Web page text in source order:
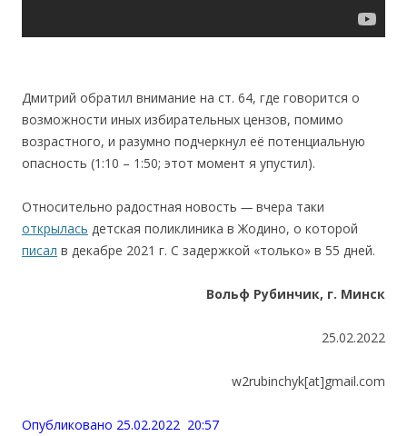
Дмитрий обратил внимание на ст. 64, где говорится о
возможности иных избирательных цензов, помимо
возрастного, и разумно подчеркнул её потенциальную
опасность (1:10 – 1:50; этот момент я упустил).
Относительно радостная новость — вчера таки
открылась детская поликлиника в Жодино, о которой
писал в декабре 2021 г. С задержкой «только» в 55 дней.
Вoльф Рубинчик, г. Минск
25.02.2022
w2rubinchyk[at]gmail.com
Опубликовано 25.02.2022 20:57